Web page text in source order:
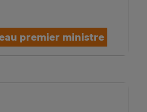
premier ministre